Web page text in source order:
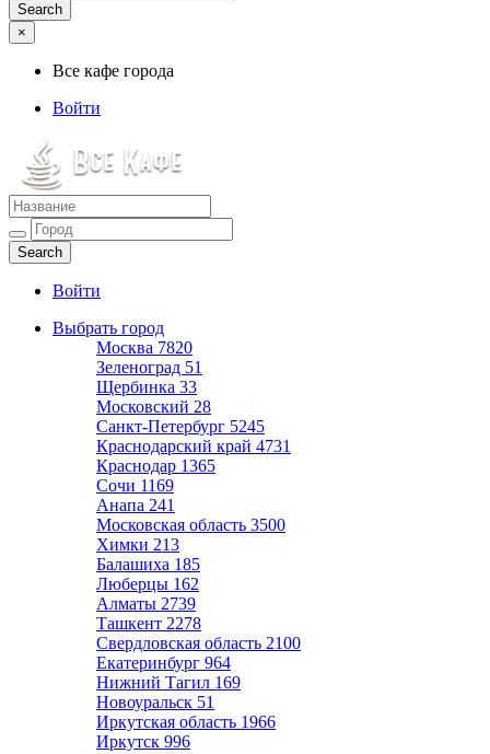
×
Все кафе города
Войти
Все кафе города
Каталог хороших кафе
Войти
Выбрать город
Москва 7820
Зеленоград 51
Щербинка 33
Московский 28
Санкт-Петербург 5245
Краснодарский край 4731
Краснодар 1365
Сочи 1169
Анапа 241
Московская область 3500
Химки 213
Балашиха 185
Люберцы 162
Алматы 2739
Ташкент 2278
Свердловская область 2100
Екатеринбург 964
Нижний Тагил 169
Новоуральск 51
Иркутская область 1966
Иркутск 996